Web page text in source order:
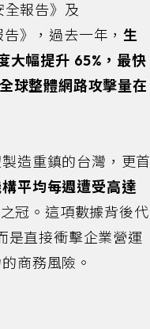
報告》及
》，過去一年，生
大幅提升 65%，最快
球整體網路攻擊量在
造重鎮的台灣，更首
平均每週遭受高達
冠。這項數據背後代
是直接衝擊企業營運
商務風險。